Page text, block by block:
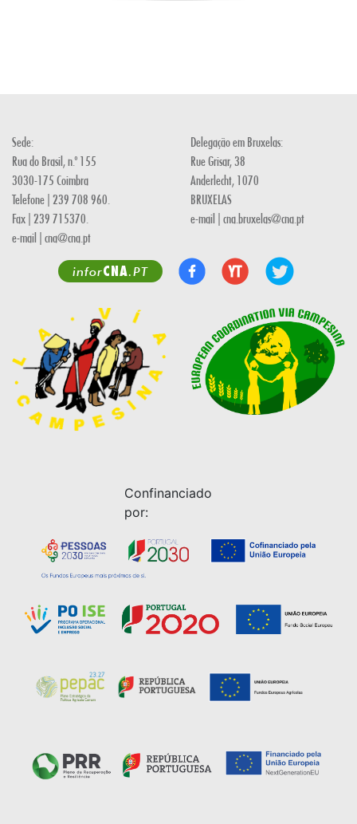
Sede:
Rua do Brasil, n.º 155
3030-175 Coimbra
Telefone | 239 708 960.
Fax | 239 715370.
e-mail | cna@cna.pt
Delegação em Bruxelas:
Rue Grisar, 38
Anderlecht, 1070
BRUXELAS
e-mail | cna.bruxelas@cna.pt
inforCNA.PT
Confinanciado
por: